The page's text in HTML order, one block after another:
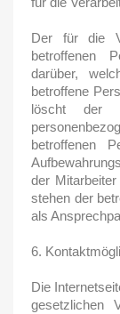
Der für die
betroffenen
darüber,
betroffene
löscht der
betroffenen
der
stehen der
als
6.
Die
gesetzlichen